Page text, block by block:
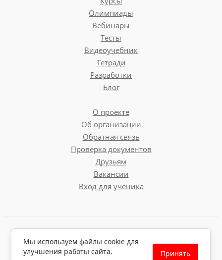
Олимпиады
Вебинары
Тесты
Видеоучебник
Тетради
Разработки
Блог
О проекте
Об организации
Обратная связь
Проверка документов
Друзьям
Вакансии
Вход для ученика
Политика обработки персональных данных
Политика использования файлов cookie
Мы используем файлы cookie для
улучшения работы сайта.
Принять